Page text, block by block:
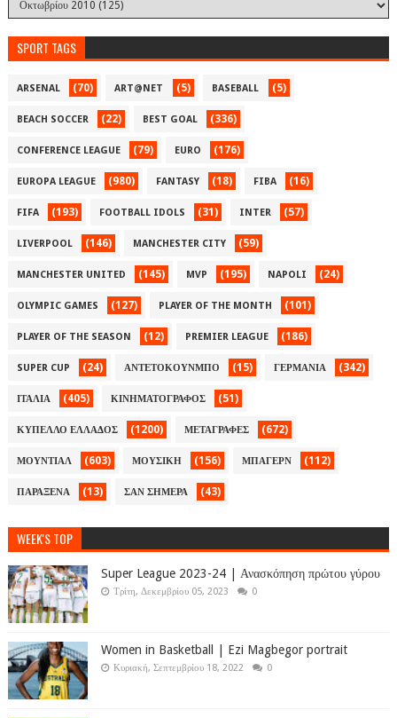
SPORT TAGS
ARSENAL (70) ART@NET (5) BASEBALL (5)
BEACH SOCCER (22) BEST GOAL (336)
CONFERENCE LEAGUE (79) EURO (176)
EUROPA LEAGUE (980) FANTASY (18) FIBA (16)
FIFA (193) FOOTBALL IDOLS (31) INTER (57)
LIVERPOOL (146) MANCHESTER CITY (59)
MANCHESTER UNITED (145) MVP (195) NAPOLI (24)
OLYMPIC GAMES (127) PLAYER OF THE MONTH (101)
PLAYER OF THE SEASON (12) PREMIER LEAGUE (186)
SUPER CUP (24) ΑΝΤΕΤΟΚΟΥΝΜΠΟ (15) ΓΕΡΜΑΝΙΑ (342)
ΙΤΑΛΙΑ (405) ΚΙΝΗΜΑΤΟΓΡΑΦΟΣ (51)
ΚΥΠΕΛΛΟ ΕΛΛΑΔΟΣ (1200) ΜΕΤΑΓΡΑΦΕΣ (672)
ΜΟΥΝΤΙΑΛ (603) ΜΟΥΣΙΚΗ (156) ΜΠΑΓΕΡΝ (112)
ΠΑΡΑΞΕΝΑ (13) ΣΑΝ ΣΗΜΕΡΑ (43)
WEEK'S TOP
Super League 2023-24 | Ανασκόπηση πρώτου γύρου
Τρίτη, Δεκεμβρίου 05, 2023 0
Women in Basketball | Ezi Magbegor portrait
Κυριακή, Σεπτεμβρίου 18, 2022 0